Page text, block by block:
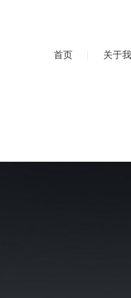
首页 关于